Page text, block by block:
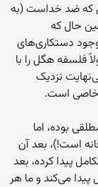
که ضد خداست (به
حال که
وجود دستکاری‌های
فلسفه هگل را با
نزدیک
است.
بوده، اما
است!)، بعد آن
پیدا کرده، بعد
پیدا می‌کند و ما هر